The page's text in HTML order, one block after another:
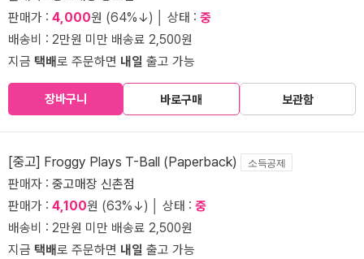
판매가 : 4,000원 (64%↓) │ 상태 : 중
배송비 : 2만원 미만 배송료 2,500원
지금 택배로 주문하면 내일 출고 가능
장바구니 바로구매 보관함
[중고] Froggy Plays T-Ball (Paperback) 소득공제
판매자 : 중고매장 신촌점
판매가 : 4,100원 (63%↓) │ 상태 : 중
배송비 : 2만원 미만 배송료 2,500원
지금 택배로 주문하면 내일 출고 가능